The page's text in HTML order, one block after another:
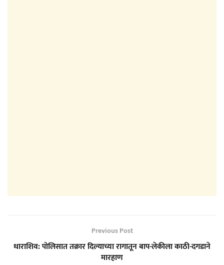
Previous Post
धाराशिव: पोलिसात तक्रार दिल्याच्या रागातून बाप-लेकीला काठी-दगडाने
मारहाण